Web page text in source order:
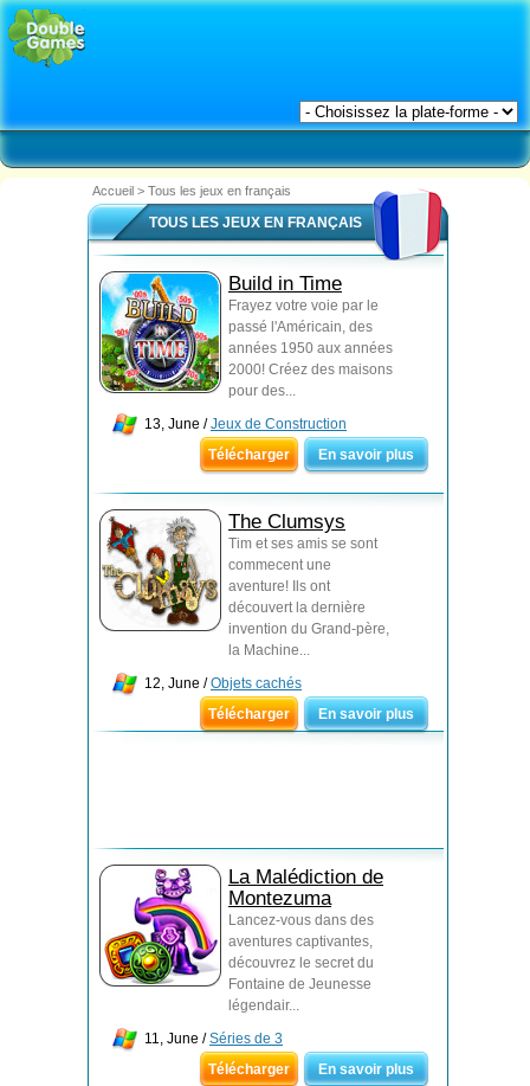
Accueil > Tous les jeux en français
TOUS LES JEUX EN FRANÇAIS
Build in Time
Frayez votre voie par le
passé l'Américain, des
années 1950 aux années
2000! Créez des maisons
pour des...
13, June /Jeux de Construction
Télécharger
En savoir plus
The Clumsys
Tim et ses amis se sont
commecent une
aventure! Ils ont
découvert la dernière
invention du Grand-père,
la Machine...
12, June /Objets cachés
Télécharger
En savoir plus
La Malédiction de
Montezuma
Lancez-vous dans des
aventures captivantes,
découvrez le secret du
Fontaine de Jeunesse
légendair...
11, June /Séries de 3
Télécharger
En savoir plus